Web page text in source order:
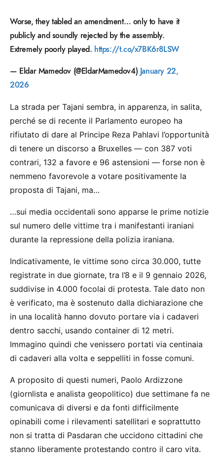
Worse, they tabled an amendment… only to have it
publicly and soundly rejected by the assembly.
Extremely poorly played. https://t.co/x7BK6r8LSW
— Eldar Mamedov (@EldarMamedov4) January 22,
2026
La strada per Tajani sembra, in apparenza, in salita,
perché se di recente il Parlamento europeo ha
rifiutato di dare al Principe Reza Pahlavi l’opportunità
di tenere un discorso a Bruxelles — con 387 voti
contrari, 132 a favore e 96 astensioni — forse non è
nemmeno favorevole a votare positivamente la
proposta di Tajani, ma…
…sui media occidentali sono apparse le prime notizie
sul numero delle vittime tra i manifestanti iraniani
durante la repressione della polizia iraniana.
Indicativamente, le vittime sono circa 30.000, tutte
registrate in due giornate, tra l’8 e il 9 gennaio 2026,
suddivise in 4.000 focolai di protesta. Tale dato non
è verificato, ma è sostenuto dalla dichiarazione che
in una località hanno dovuto portare via i cadaveri
dentro sacchi, usando container di 12 metri.
Immagino quindi che venissero portati via centinaia
di cadaveri alla volta e seppelliti in fosse comuni.
A proposito di questi numeri, Paolo Ardizzone
(giornlista e analista geopolitico) due settimane fa ne
comunicava di diversi e da fonti difficilmente
opinabili come i rilevamenti satellitari e soprattutto
non si tratta di Pasdaran che uccidono cittadini che
stanno liberamente protestando contro il caro vita.